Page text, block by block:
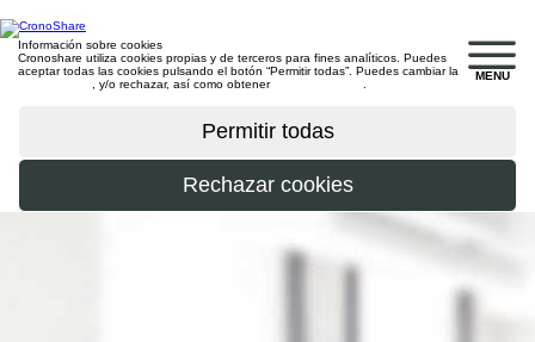
MENU
Información sobre cookies
Cronoshare utiliza cookies propias y de terceros para fines analíticos. Puedes
aceptar todas las cookies pulsando el botón “Permitir todas”. Puedes cambiar la
, y/o rechazar, así como obtener